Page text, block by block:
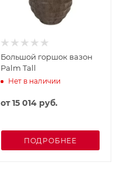
Большой горшок вазон
Palm Tall
Нет в наличии
от15 014 руб.
ПОДРОБНЕЕ